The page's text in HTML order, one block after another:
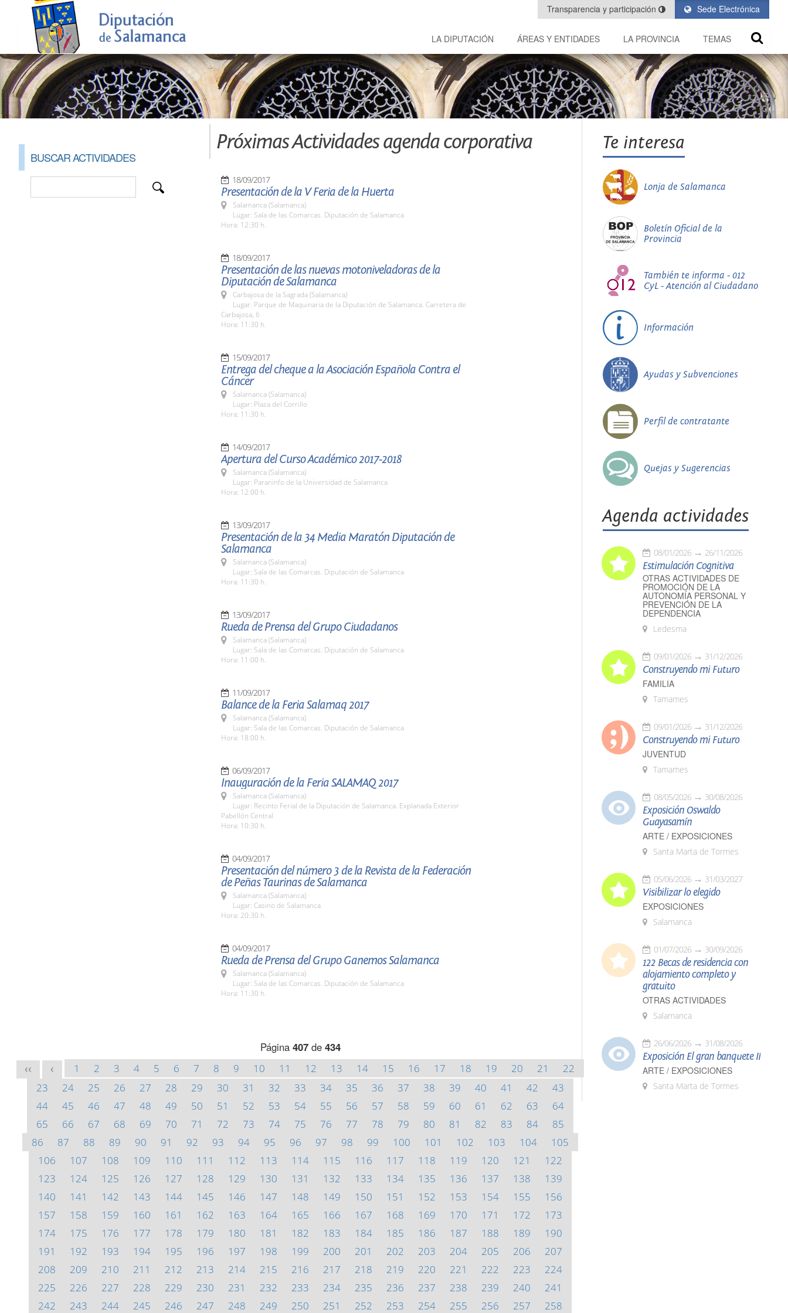
Sede Electrónica
Transparencia y participación
LA DIPUTACIÓN ÁREAS Y ENTIDADES LA PROVINCIA TEMAS
BUSCAR ACTIVIDADES
Próximas Actividades agenda corporativa
18/09/2017
Presentación de la V Feria de la Huerta
Salamanca (Salamanca)
Lugar: Sala de las Comarcas. Diputación de Salamanca
Hora: 12:30 h.
18/09/2017
Presentación de las nuevas motoniveladoras de la
Diputación de Salamanca
Carbajosa de la Sagrada (Salamanca)
Lugar: Parque de Maquinaria de la Diputación de Salamanca. Carretera de
Carbajosa, 6
Hora: 11:30 h.
15/09/2017
Entrega del cheque a la Asociación Española Contra el
Cáncer
Salamanca (Salamanca)
Lugar: Plaza del Corrillo
Hora: 11:30 h.
14/09/2017
Apertura del Curso Académico 2017-2018
Salamanca (Salamanca)
Lugar: Paraninfo de la Universidad de Salamanca
Hora: 12:00 h.
13/09/2017
Presentación de la 34 Media Maratón Diputación de
Salamanca
Salamanca (Salamanca)
Lugar: Sala de las Comarcas. Diputación de Salamanca
Hora: 11:30 h.
13/09/2017
Rueda de Prensa del Grupo Ciudadanos
Salamanca (Salamanca)
Lugar: Sala de las Comarcas. Diputación de Salamanca
Hora: 11:00 h.
11/09/2017
Balance de la Feria Salamaq 2017
Salamanca (Salamanca)
Lugar: Sala de las Comarcas. Diputación de Salamanca
Hora: 18:00 h.
06/09/2017
Inauguración de la Feria SALAMAQ 2017
Salamanca (Salamanca)
Lugar: Recinto Ferial de la Diputación de Salamanca. Explanada Exterior
Pabellón Central
Hora: 10:30 h.
04/09/2017
Presentación del número 3 de la Revista de la Federación
de Peñas Taurinas de Salamanca
Salamanca (Salamanca)
Lugar: Casino de Salamanca
Hora: 20:30 h.
04/09/2017
Rueda de Prensa del Grupo Ganemos Salamanca
Salamanca (Salamanca)
Lugar: Sala de las Comarcas. Diputación de Salamanca
Hora: 11:30 h.
Página 407de 434
<< < 1 2 3 4 5 6 7 8 9 10 11 12 13 14 15 16 17 18 19 20 21
22
23
24 25 26 27 28 29 30 31 32 33 34 35 36 37 38 39 40 41 42
43
44
45 46 47 48 49 50 51 52 53 54 55 56 57 58 59 60 61 62 63
64
65
66 67 68 69 70 71 72 73 74 75 76 77 78 79 80 81 82 83 84
85
86
87 88 89 90 91 92 93 94 95 96 97 98 99 100 101 102 103 104
105
106
107 108 109 110 111 112 113 114 115 116 117 118 119 120 121
122
123
124 125 126 127 128 129 130 131 132 133 134 135 136 137 138
139
140
141 142 143 144 145 146 147 148 149 150 151 152 153 154 155
156
157
158 159 160 161 162 163 164 165 166 167 168 169 170 171 172
173
174
175 176 177 178 179 180 181 182 183 184 185 186 187 188 189
190
191
192 193 194 195 196 197 198 199 200 201 202 203 204 205 206
207
208
209 210 211 212 213 214 215 216 217 218 219 220 221 222 223
224
225
226 227 228 229 230 231 232 233 234 235 236 237 238 239 240
241
242
243 244 245 246 247 248 249 250 251 252 253 254 255 256 257 258
Te interesa
Lonja de Salamanca
Boletín Oficial de la
Provincia
También te informa - 012
CyL - Atención al Ciudadano
Información
Ayudas y Subvenciones
Perfil de contratante
Quejas y Sugerencias
Agenda actividades
08/01/2026 26/11/2026
Estimulación Cognitiva
OTRAS ACTIVIDADES DE
PROMOCIÓN DE LA
AUTONOMÍA PERSONAL Y
PREVENCIÓN DE LA
DEPENDENCIA
Ledesma
09/01/2026 31/12/2026
Construyendo mi Futuro
FAMILIA
Tamames
09/01/2026 31/12/2026
Construyendo mi Futuro
JUVENTUD
Tamames
08/05/2026 30/08/2026
Exposición Oswaldo
Guayasamín
ARTE / EXPOSICIONES
Santa Marta de Tormes
05/06/2026 31/03/2027
Visibilizar lo elegido
EXPOSICIONES
Salamanca
01/07/2026 30/09/2026
122 Becas de residencia con
alojamiento completo y
gratuito
OTRAS ACTIVIDADES
Salamanca
26/06/2026 31/08/2026
Exposición El gran banquete II
ARTE / EXPOSICIONES
Santa Marta de Tormes